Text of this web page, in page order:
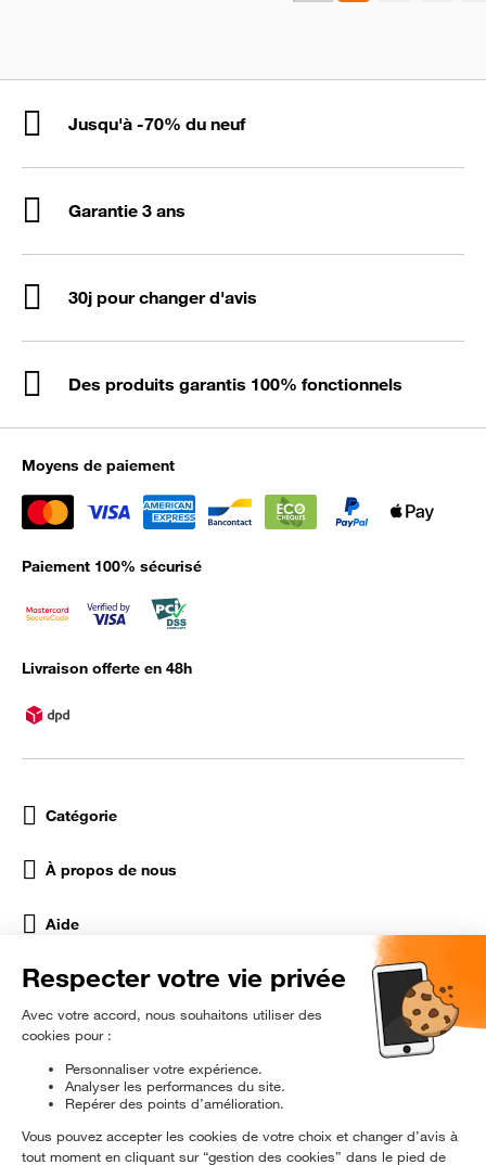
Jusqu'à -70% du neuf
Garantie 3 ans
30j pour changer d'avis
Des produits garantis 100% fonctionnels
Moyens de paiement
Paiement 100% sécurisé
Livraison offerte en 48h
Catégorie
À propos de nous
Aide
Réseaux Sociaux